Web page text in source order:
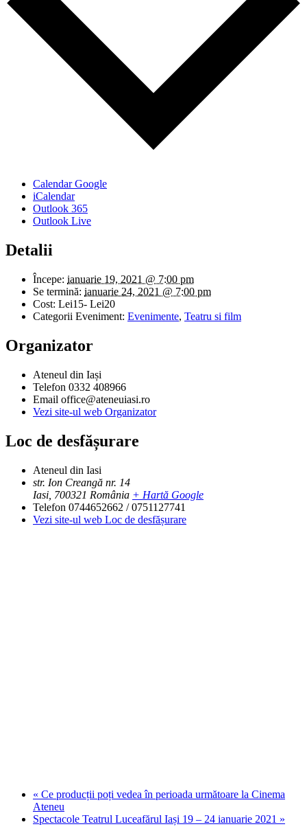
Calendar Google
iCalendar
Outlook 365
Outlook Live
Detalii
Începe: ianuarie 19, 2021 @ 7:00 pm
Se termină: ianuarie 24, 2021 @ 7:00 pm
Cost: Lei15- Lei20
Categorii Eveniment: Evenimente, Teatru si film
Organizator
Ateneul din Iași
Telefon 0332 408966
Email office@ateneuiasi.ro
Vezi site-ul web Organizator
Loc de desfășurare
Ateneul din Iasi
str. Ion Creangă nr. 14
Iasi 700321 România + Hartă Google
Telefon 0744652662 / 0751127741
Vezi site-ul web Loc de desfășurare
« Ce producții poți vedea în perioada următoare la Cinema
Ateneu
Spectacole Teatrul Luceafărul Iași 19 – 24 ianuarie 2021 »